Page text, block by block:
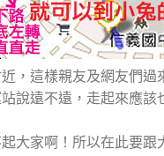
，這樣親友及網友們
說遠不遠，走起來應
大家啊！所以在此要跟